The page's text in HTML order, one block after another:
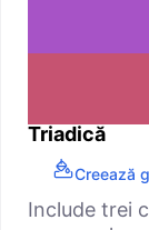
Triadică
Creează
Include trei